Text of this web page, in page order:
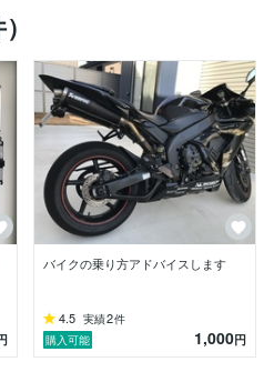
バイクの乗り方アドバイスします
4.5 実績2件
購入可能
1,000円